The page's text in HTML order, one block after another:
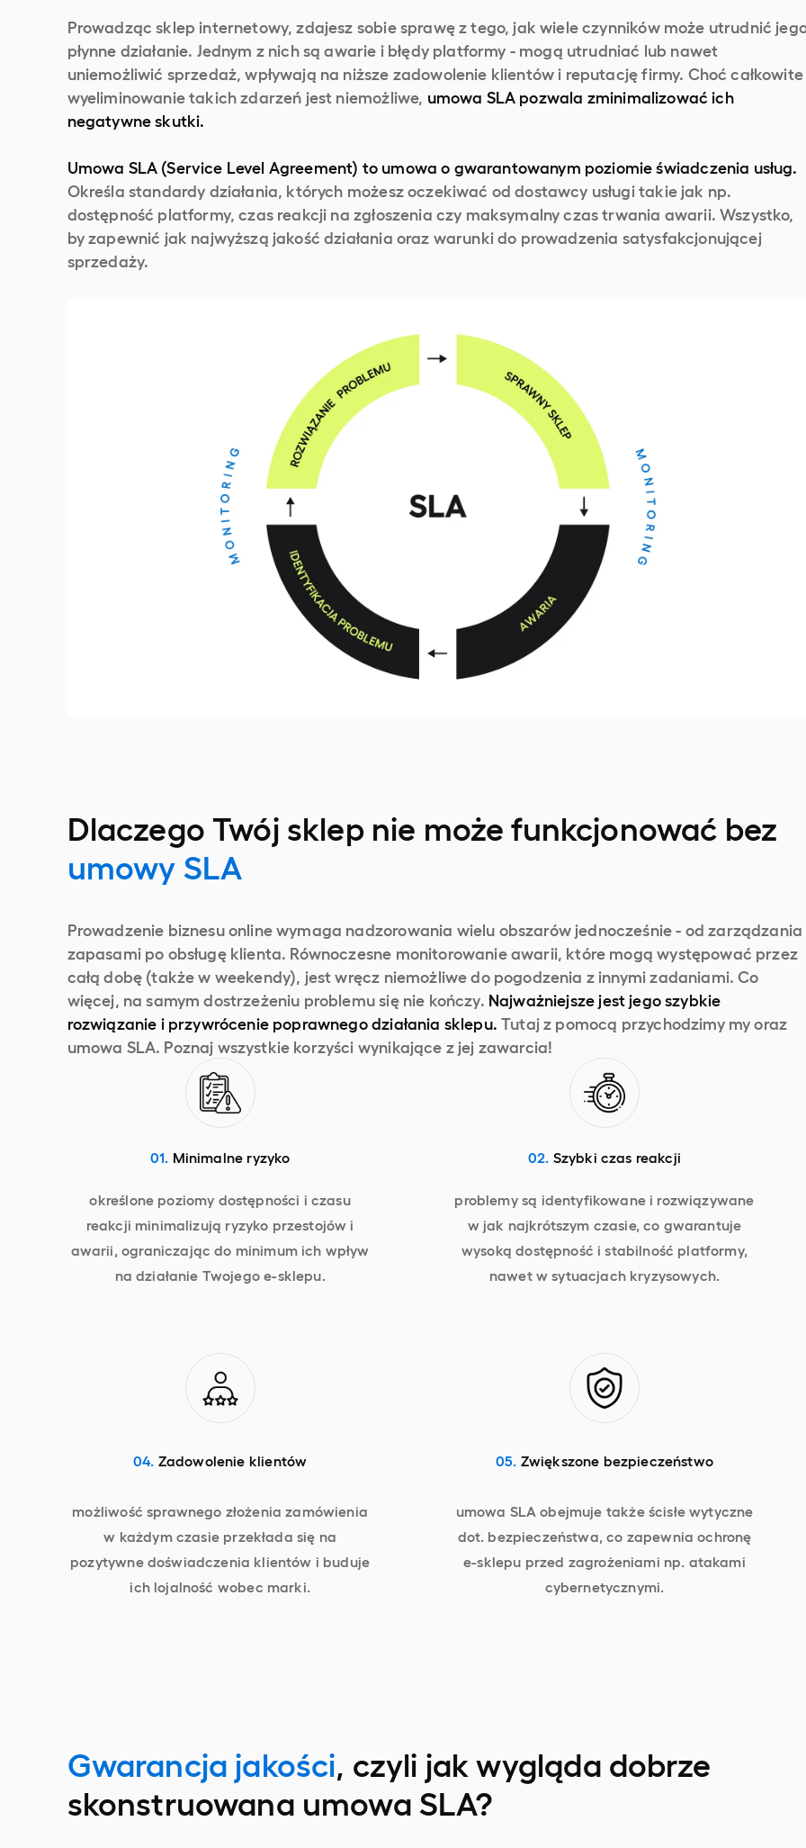
Prowadząc sklep internetowy, zdajesz sobie sprawę z tego, jak wiele czynników może utrudnić
płynne działanie. Jednym z nich są awarie i błędy platformy - mogą utrudniać lub nawet
uniemożliwić sprzedaż, wpływają na niższe zadowolenie klientów i reputację firmy. Choć całkowite
wyeliminowanie takich zdarzeń jest niemożliwe, umowa SLA pozwala zminimalizować ich
negatywne skutki.
Umowa SLA (Service Level Agreement) to umowa o gwarantowanym poziomie świadczenia usług.
Określa standardy działania, których możesz oczekiwać od dostawcy usługi takie jak np.
dostępność platformy, czas reakcji na zgłoszenia czy maksymalny czas trwania awarii. Wszystko,
by zapewnić jak najwyższą jakość działania oraz warunki do prowadzenia satysfakcjonującej
sprzedaży.
Dlaczego Twój sklep nie może funkcjonować bez
umowy SLA
Prowadzenie biznesu online wymaga nadzorowania wielu obszarów jednocześnie - od zarządzania
zapasami po obsługę klienta. Równoczesne monitorowanie awarii, które mogą występować przez
całą dobę (także w weekendy), jest wręcz niemożliwe do pogodzenia z innymi zadaniami. Co
więcej, na samym dostrzeżeniu problemu się nie kończy. Najważniejsze jest jego szybkie
rozwiązanie i przywrócenie poprawnego działania sklepu. Tutaj z pomocą przychodzimy my oraz
umowa SLA. Poznaj wszystkie korzyści wynikające z jej zawarcia!
01. Minimalne ryzyko
określone poziomy dostępności i czasu
reakcji minimalizują ryzyko przestojów i
awarii, ograniczając do minimum ich wpływ
na działanie Twojego e-sklepu.
02. Szybki czas reakcji
problemy są identyfikowane i rozwiązywane
w jak najkrótszym czasie, co gwarantuje
wysoką dostępność i stabilność platformy,
nawet w sytuacjach kryzysowych.
04. Zadowolenie klientów
możliwość sprawnego złożenia zamówienia
w każdym czasie przekłada się na
pozytywne doświadczenia klientów i buduje
ich lojalność wobec marki.
05. Zwiększone bezpieczeństwo
umowa SLA obejmuje także ścisłe wytyczne
dot. bezpieczeństwa, co zapewnia ochronę
e-sklepu przed zagrożeniami np. atakami
cybernetycznymi.
Gwarancja jakości , czyli jak wygląda dobrze
skonstruowana umowa SLA?